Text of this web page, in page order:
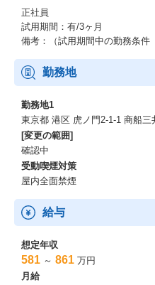
正社員
試用期間：有/3ヶ月
備考：（試⽤期間中の勤務条件
勤務地
勤務地1
東京都 港区 ⻁ノ⾨2-1-1 商船三
[変更の範囲]
確認中
受動喫煙対策
屋内全面禁煙
給与
想定年収
581 ～ 861 万円
月給